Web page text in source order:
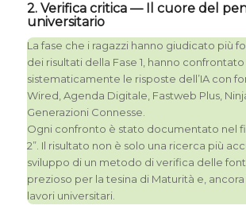
2. Verifica critica — Il cuore del
universitario
La fase che i ragazzi hanno giudicato più
dei risultati della Fase 1, hanno confrontato
sistematicamente le risposte dell’IA con
Wired, Agenda Digitale, Fastweb Plus,
Generazioni Connesse.
Ogni confronto è stato documentato nel
2”. Il risultato non è solo una ricerca più
sviluppo di un metodo di verifica delle
prezioso per la tesina di Maturità e,
lavori universitari.